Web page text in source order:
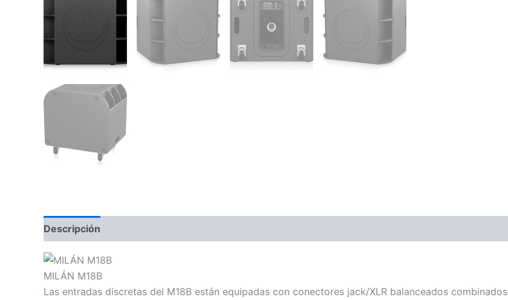
Descripción
MILÁN M18B
Las entradas discretas del M18B están equipadas con conectores jack/XLR balanceados